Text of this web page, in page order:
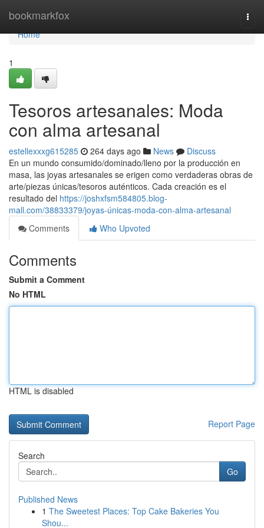
bookmarkfox
Home
Home
1
Tesoros artesanales: Moda
con alma artesanal
estellexxxg615285 264 days ago News
Discuss
En un mundo consumido/dominado/lleno por la producción en
masa, las joyas artesanales se erigen como verdaderas obras de
arte/piezas únicas/tesoros auténticos. Cada creación es el
resultado del https://joshxfsm584805.blog-
mall.com/38833379/joyas-únicas-moda-con-alma-artesanal
Comments
Who Upvoted
Comments
Submit a Comment
No HTML
HTML is disabled
Report Page
Search
Go
Published News
1 The Sweetest Places: Top Cake Bakeries You
Shou...